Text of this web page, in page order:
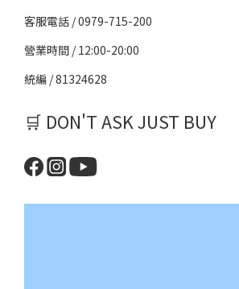
客服電話 / 0979-715-200
營業時間 / 12:00-20:00
統編 / 81324628
🛒 DON'T ASK JUST BUY